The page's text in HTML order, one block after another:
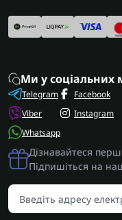
Ми у соціальних
Telegram
Viber
Whatsapp
Facebook
Instagram
Дізнавайтеся
Підпишіться на